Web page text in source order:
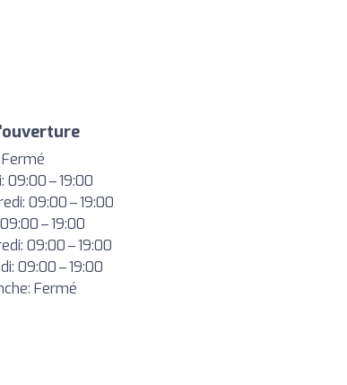
09:00 – 19:00
09:00 – 19:00
– 19:00
09:00 – 19:00
09:00 – 19:00
Fermé